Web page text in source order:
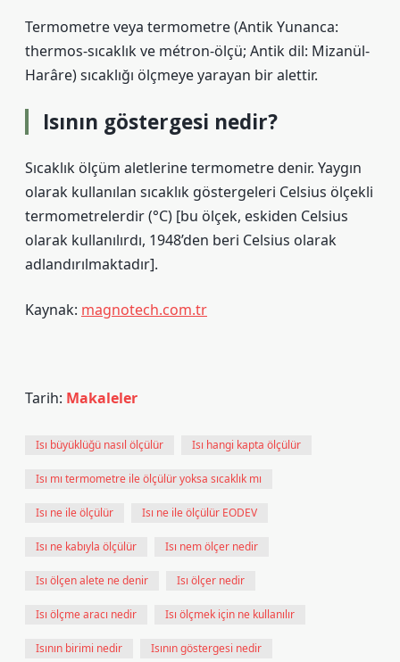
Termometre veya termometre (Antik Yunanca:
thermos-sıcaklık ve métron-ölçü; Antik dil: Mizanül-
Harâre) sıcaklığı ölçmeye yarayan bir alettir.
Isının göstergesi nedir?
Sıcaklık ölçüm aletlerine termometre denir. Yaygın
olarak kullanılan sıcaklık göstergeleri Celsius ölçekli
termometrelerdir (°C) [bu ölçek, eskiden Celsius
olarak kullanılırdı, 1948’den beri Celsius olarak
adlandırılmaktadır].
Kaynak: magnotech.com.tr
Tarih: Makaleler
Isı büyüklüğü nasıl ölçülür Isı hangi kapta ölçülür
Isı mı termometre ile ölçülür yoksa sıcaklık mı
Isı ne ile ölçülür Isı ne ile ölçülür EODEV
Isı ne kabıyla ölçülür Isı nem ölçer nedir
Isı ölçen alete ne denir Isı ölçer nedir
Isı ölçme aracı nedir Isı ölçmek için ne kullanılır
Isının birimi nedir Isının göstergesi nedir